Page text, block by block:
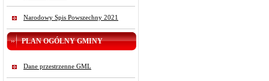
Narodowy Spis Powszechny 2021
PLAN OGÓLNY GMINY
Dane przestrzenne GML